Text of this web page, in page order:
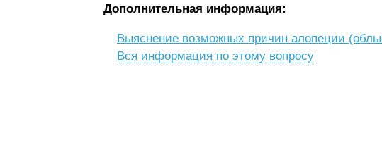
Дополнительная информация:
Выяснение возможных причин алопеции
Вся информация по этому вопросу